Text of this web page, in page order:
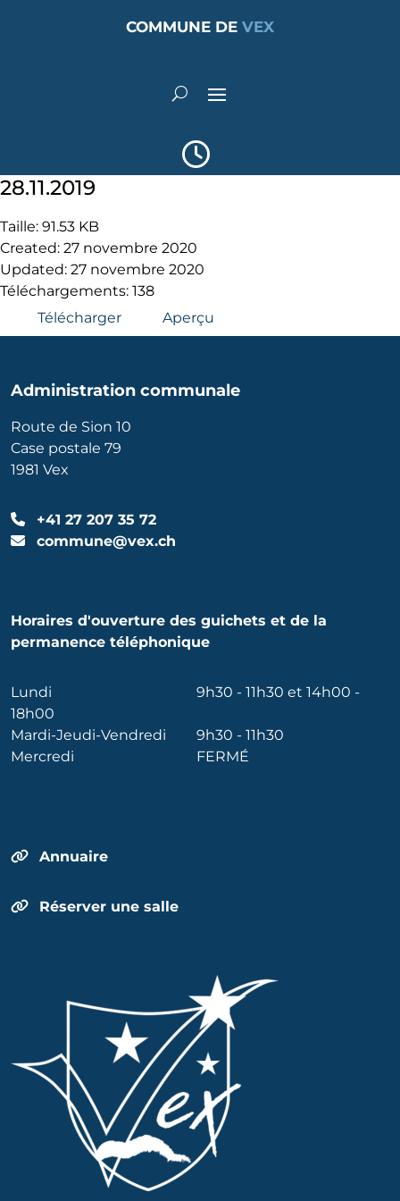
COMMUNE DE VEX
28.11.2019
Taille: 91.53 KB
Created: 27 novembre 2020
Updated: 27 novembre 2020
Téléchargements: 138
Télécharger
Aperçu
Administration communale
Route de Sion 10
Case postale 79
1981 Vex
+41 27 207 35 72
commune@vex.ch
Horaires d'ouverture des guichets et de la
permanence téléphonique
Lundi
9h30 - 11h30 et 14h00 -
18h00
Mardi-Jeudi-Vendredi
9h30 - 11h30
Mercredi
FERMÉ
Annuaire
Réserver une salle